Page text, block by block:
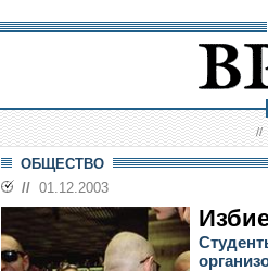
//
ОБЩЕСТВО
// 01.12.2003